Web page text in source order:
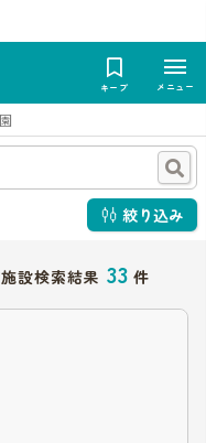
キープ メニュー
絞り込み
設検索結果 33 件